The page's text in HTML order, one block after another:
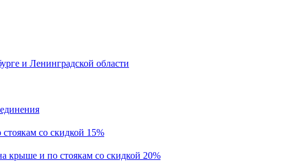
и Ленинградской области
со скидкой 15%
крыше и по стоякам со скидкой 20%